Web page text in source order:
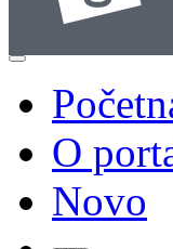
O
Novo